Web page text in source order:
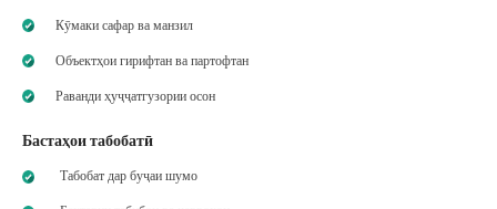
Кӯмаки сафар ва манзил
Объектҳои гирифтан ва партофтан
Раванди ҳуҷҷатгузории осон
Бастаҳои табобатӣ
Табобат дар буҷаи шумо